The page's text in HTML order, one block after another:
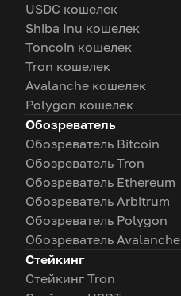
USDC кошелек
Shiba Inu кошелек
Toncoin кошелек
Tron кошелек
Avalanche кошелек
Polygon кошелек
Обозреватель
Обозреватель Bitcoin
Обозреватель Tron
Обозреватель Ethereum
Обозреватель Arbitrum
Обозреватель Polygon
Обозреватель Avalanche
Стейкинг
Стейкинг Tron